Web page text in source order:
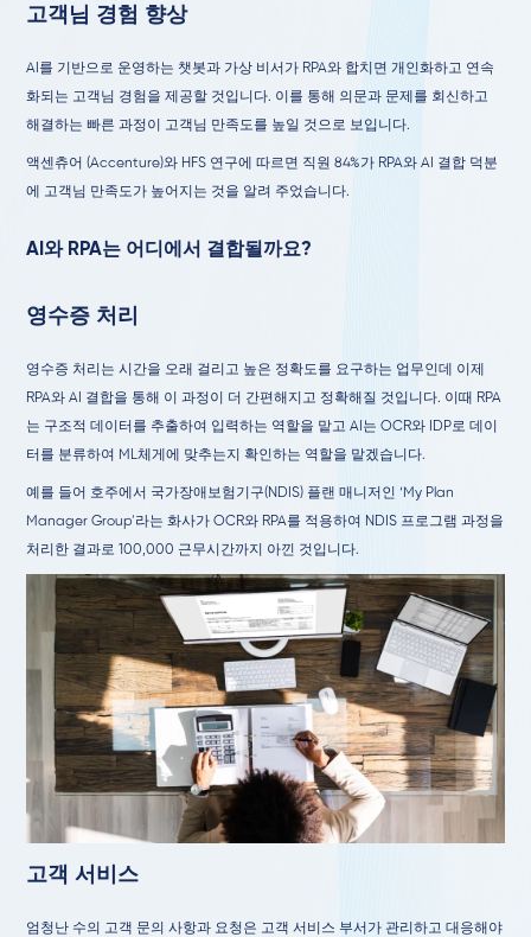
고객님 경험 향상
AI를 기반으로 운영하는 챗봇과 가상 비서가 RPA와 합치면 개인화하고 연속
화되는 고객님 경험을 제공할 것입니다. 이를 통해 의문과 문제를 회신하고
해결하는 빠른 과정이 고객님 만족도를 높일 것으로 보입니다.
액센츄어 (Accenture)와 HFS 연구에 따르면 직원 84%가 RPA와 AI 결합 덕분
에 고객님 만족도가 높어지는 것을 알려 주었습니다.
AI와 RPA는 어디에서 결합될까요?
영수증 처리
영수증 처리는 시간을 오래 걸리고 높은 정확도를 요구하는 업무인데 이제
RPA와 AI 결합을 통해 이 과정이 더 간편해지고 정확해질 것입니다. 이때 RPA
는 구조적 데이터를 추출하여 입력하는 역할을 맡고 AI는 OCR와 IDP로 데이
터를 분류하여 ML체게에 맞추는지 확인하는 역할을 맡겠습니다.
예를 들어 호주에서 국가장애보험기구(NDIS) 플랜 매니저인 ‘My Plan
Manager Group’라는 화사가 OCR와 RPA를 적용하여 NDIS 프로그램 과정을
처리한 결과로 100,000 근무시간까지 아낀 것입니다.
고객 서비스
엄청난 수의 고객 문의 사항과 요청은 고객 서비스 부서가 관리하고 대응해야